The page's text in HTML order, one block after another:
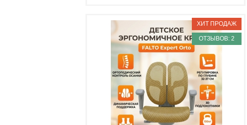
Механизм качания: мультиблок
Регулировка по высоте: есть
Материал обивки: натуральная кожа
Подлокотники: да
Доставка:БЕСПЛАТНО, 1-2 дня
ОТЗЫВОВ: 2